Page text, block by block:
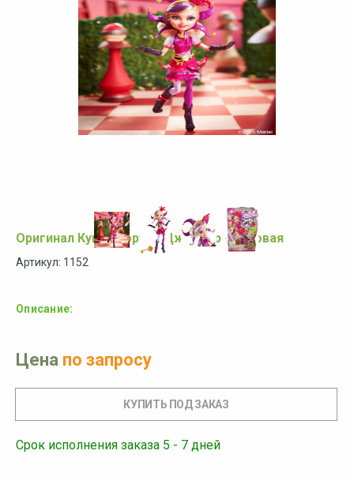
Оригинал Кукла Кортли Джестер - Базовая
Артикул: 1152
Описание:
Цена по запросу
Срок исполнения заказа 5 - 7 дней